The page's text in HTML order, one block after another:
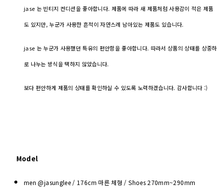
jase 는 빈티지 컨디션을 좋아합니다. 제품에 따라 새 제품처럼 사용감이 적은 제품
도 있지만, 누군가 사용한 흔적이 자연스레 남아있는 제품도 있습니다.
jase 는 누군가 사용했던 특유의 편안함을 좋아합니다. 따라서 상품의 상태를 상중하
로 나누는 방식을 택하지 않았습니다.
보다 편안하게 제품의 상태를 확인하실 수 있도록 노력하겠습니다. 감사합니다 :)
Model
men @jasunglee / 176cm 마른 체형 / Shoes 270mm~290mm